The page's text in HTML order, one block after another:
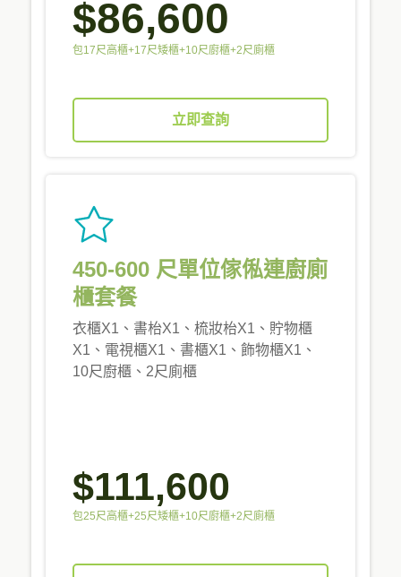
$86,600
包17尺高櫃+17尺矮櫃+10尺廚櫃+2尺廁櫃
立即查詢
450-600 尺單位傢俬連廚廁
櫃套餐
衣櫃X1、書枱X1、梳妝枱X1、貯物櫃
X1、電視櫃X1、書櫃X1、飾物櫃X1、
10尺廚櫃、2尺廁櫃
$111,600
包25尺高櫃+25尺矮櫃+10尺廚櫃+2尺廁櫃